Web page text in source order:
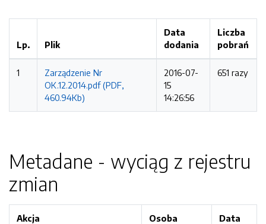
Lp. Plik
Data
dodania
Liczba
pobrań
1
Zarządzenie Nr
OK.12.2014.pdf (PDF,
460.94Kb)
2016-07-
15
14:26:56
651 razy
Metadane - wyciąg z rejestru
zmian
Akcja Osoba Data